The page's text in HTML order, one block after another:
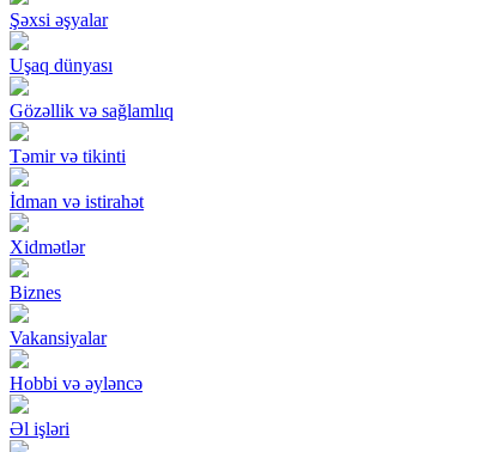
Şəxsi əşyalar
Uşaq dünyası
Gözəllik və sağlamlıq
Təmir və tikinti
İdman və istirahət
Xidmətlər
Biznes
Vakansiyalar
Hobbi və əyləncə
Əl işləri